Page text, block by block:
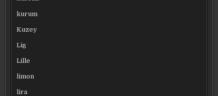
kurum
Kuzey
Lig
Lille
limon
lira